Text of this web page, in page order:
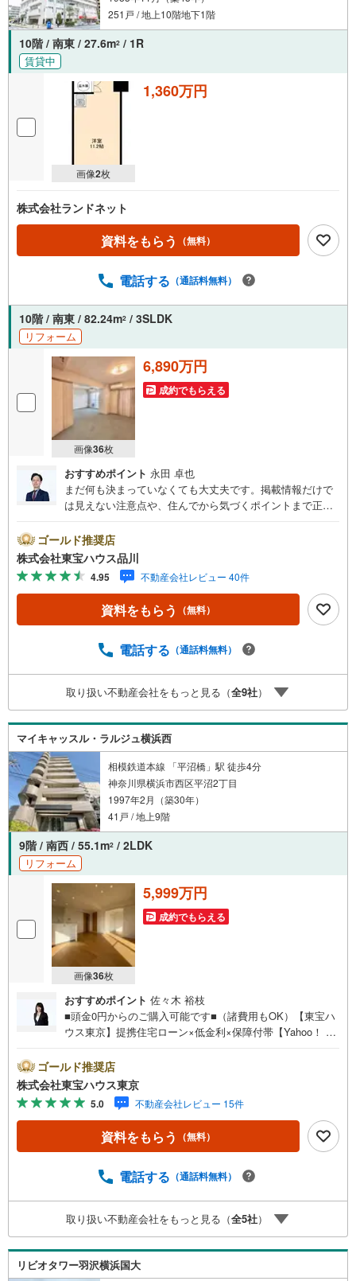
251戸 / 地上10階地下1階
10階 / 南東 / 27.6m2 / 1R
賃貸中
画像2枚
1,360万円
株式会社ランドネット
資料をもらう （無料）
電話する （通話料無料）
10階 / 南東 / 82.24m2 / 3SLDK
リフォーム
画像36枚
6,890万円
成約でもらえる
おすすめポイント 永田 卓也
まだ何も決まっていなくても大丈夫です。掲載情報だけで
は見えない注意点や、住んでから気づくポイントまで正直
とも包み隠さずお伝えし、「納得して選ぶ」ためのサポー
トを大切にしています。現地でしか分からないリアルな情
報も含めて、一緒に後悔しない住まい探しを進めていきま
しょう。まずはお気軽にご相談ください。【Yahoo！ 不動
産キャンペーン対象店舗】当店で物件を成約するとPayPay
ボーナスライトがもらえる「Yahoo！ 不動産 物件ご成約キ
予約をする」ボタンからお問い合わせください。※必ずYah
のご請求はお気軽にどうぞ♪お電話でのお問い合わせも常
時受け付けております！お気軽にお問い合わせください。
ゴールド推奨店
株式会社東宝ハウス品川
4.95 不動産会社レビュー 40件
資料をもらう （無料）
電話する （通話料無料）
取り扱い不動産会社をもっと見る（全9社）
マイキャッスル・ラルジュ横浜西
相模鉄道本線 「平沼橋」駅 徒歩4分
神奈川県横浜市西区平沼2丁目
1997年2月（築30年）
41戸 / 地上9階
9階 / 南西 / 55.1m2 / 2LDK
リフォーム
画像36枚
5,999万円
成約でもらえる
おすすめポイント 佐々木 裕枝
■頭金0円からのご購入可能です■（諸費用もOK）【東宝ハ
ウス東京】提携住宅ローン×低金利×保障付帯【Yahoo！ 不
ayボーナスライトがもらえる「Yahoo！ 不動産 物件ご成約
キャンペーン」の対象になります。「資料をもらう」「見
学予約をする」ボタンからお問い合わせください。※必ずY
ahoo！ JAPAN IDでログインしてください。※PayPayボー
ナスライトは出金と譲渡はできません。ご案内・詳細な資
料のご請求はお気軽にどうぞ♪お電話でのお問い合わせも
ゴールド推奨店
株式会社東宝ハウス東京
5.0 不動産会社レビュー 15件
資料をもらう （無料）
電話する （通話料無料）
取り扱い不動産会社をもっと見る（全5社）
リビオタワー羽沢横浜国大